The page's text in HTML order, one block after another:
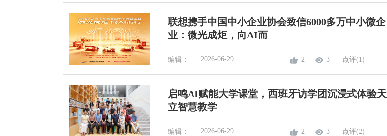
联想携手中国中小企业协会致信6000多万中小微企
业：微光成炬，向AI而
编辑： 2026-06-29 2 3 点评(1)
启鸣AI赋能大学课堂，西班牙访学团沉浸式体验天
立智慧教学
编辑： 2026-06-29 2 3 点评(2)